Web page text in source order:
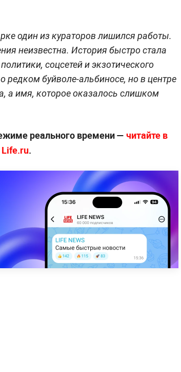
один из кураторов лишился работы.
неизвестна. История быстро стала
соцсетей и экзотического
редком буйволе-альбиносе, но в центре
а имя, которое оказалось слишком
реального времени — читайте в
Life.ru.